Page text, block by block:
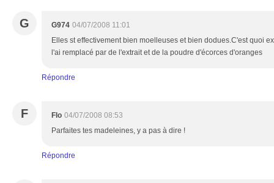
G G974 04/07/2008 11:01
Elles st effectivement bien moelleuses et bien dodues.C'est quoi
l'ai remplacé par de l'extrait et de la poudre d'écorces d'oranges
Répondre
F Flo 04/07/2008 08:53
Parfaites tes madeleines, y a pas à dire !
Répondre